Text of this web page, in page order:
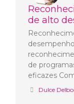
de alto
de
eficazes
Dulce